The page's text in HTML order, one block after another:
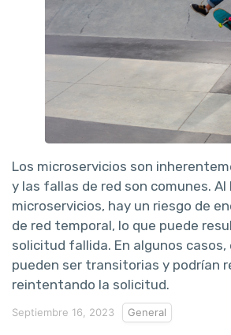
Los microservicios son
y las fallas de red son comunes.
microservicios, hay un riesgo de
de red temporal, lo que puede
solicitud fallida. En algunos
pueden ser transitorias y podrían
reintentando la solicitud.
Septiembre 16, 2023 General